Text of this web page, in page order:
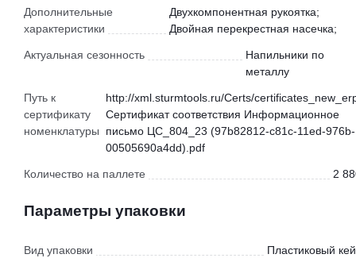
Дополнительные
характеристики
Двухкомпонентная рукоятка;
Двойная перекрестная насечка;
Актуальная сезонность
Напильники по
металлу
Путь к
сертификату
номенклатуры
http://xml.sturmtools.ru/Certs/
Сертификат соответствия Информационное
письмо ЦС_804_23 (97b82812-c81c-11ed-976b-
00505690a4dd).pdf
Количество на паллете 2
Параметры упаковки
Вид упаковки Пластиковый